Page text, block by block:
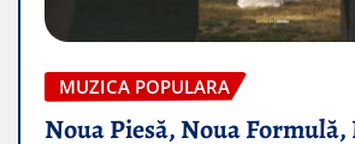
MUZICA POPULARA
Noua Piesă, Noua